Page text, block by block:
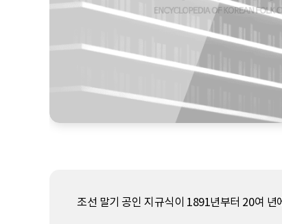
조선 말기 공인 지규식이 1891년부터 20여 년